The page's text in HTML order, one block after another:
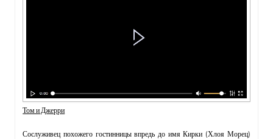
Том и Джерри
Сослуживец похожего гостинницы впредь до имя Кирки (Хлоя Морец)